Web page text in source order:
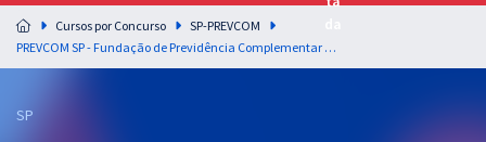
Preparação completa e intensiva para as principais
residências em saúde do Brasil
Cursos por Concurso
SP-PREVCOM
PREVCOM SP - Fundação de Previdência Complementar do Estado de São Paulo - Raciocínio Lógico e Analítico para Todos os Cargos - Professor: Pedro Campos (Pós-Edital)
SP